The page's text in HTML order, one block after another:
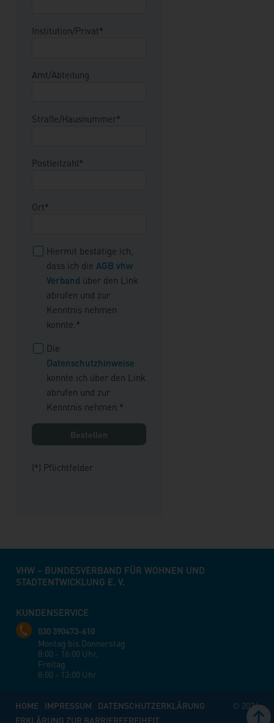
Institution/Privat*
Amt/Abteilung
Straße/Hausnummer*
Postleitzahl*
Ort*
Hiermit bestätige ich,
dass ich die AGB vhw
Verband über den Link
abrufen und zur
Kenntnis nehmen
konnte.*
Die
Datenschutzhinweise
konnte ich über den Link
abrufen und zur
Kenntnis nehmen.*
(*) Pflichtfelder
VHW – BUNDESVERBAND FÜR WOHNEN UND
STADTENTWICKLUNG E. V.
KUNDENSERVICE
030 390473-610
Montag bis Donnerstag
8:00 - 16:00 Uhr,
Freitag
8:00 - 13:00 Uhr
© 2026
HOME IMPRESSUM
DATENSCHUTZERKLÄRUNG
ERKLÄRUNG ZUR BARRIEREFREIHEIT